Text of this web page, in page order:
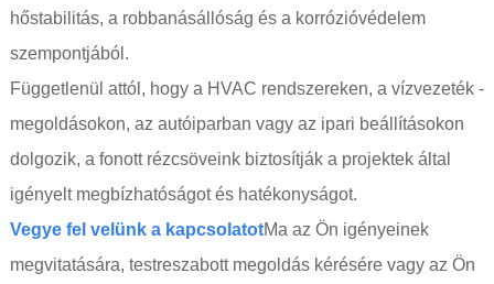
hőstabilitás, a robbanásállóság és a korrózióvédelem
szempontjából.
Függetlenül attól, hogy a HVAC rendszereken, a vízvezeték -
megoldásokon, az autóiparban vagy az ipari beállításokon
dolgozik, a fonott rézcsöveink biztosítják a projektek által
igényelt megbízhatóságot és hatékonyságot.
Vegye fel velünk a kapcsolatotMa az Ön igényeinek
megvitatására, testreszabott megoldás kérésére vagy az Ön